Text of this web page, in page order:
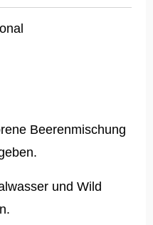
Beerenmischung
und Wild